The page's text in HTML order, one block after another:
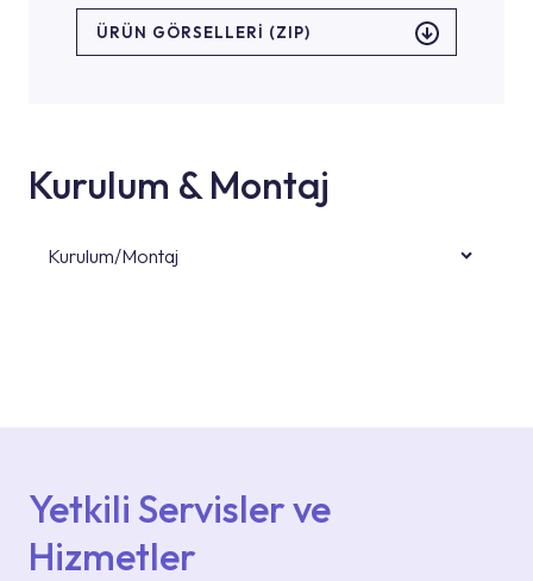
ÜRÜN GÖRSELLERI (ZIP)
Kurulum & Montaj
Kurulum/Montaj
Yetkili Servisler ve
Hizmetler